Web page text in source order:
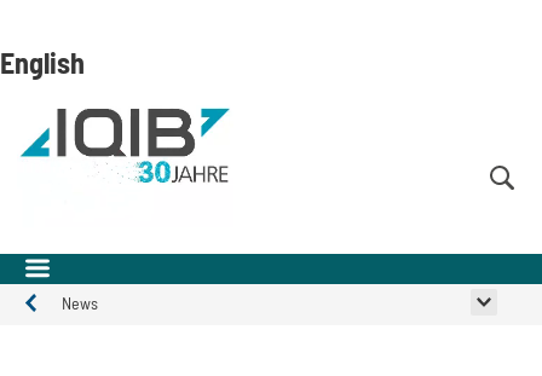
zum
(Eingabetaste)
zum
(Eingabetaste)
zur
(Eingabetaste)
English
Aktuelles
News